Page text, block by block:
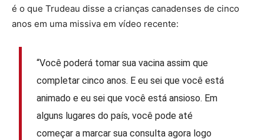
é o que Trudeau disse a crianças canadenses de cinco
anos em uma missiva em vídeo recente:
“Você poderá tomar sua vacina assim que
completar cinco anos. E eu sei que você está
animado e eu sei que você está ansioso. Em
alguns lugares do país, você pode até
começar a marcar sua consulta agora logo